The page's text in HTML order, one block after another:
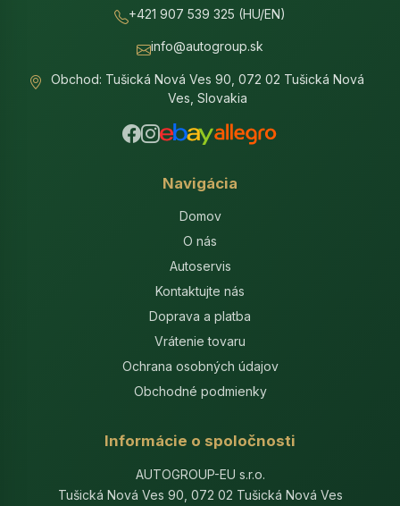
+421 907 539 325 (HU/EN)
info@autogroup.sk
Obchod: Tušická Nová Ves 90, 072 02 Tušická Nová
Ves, Slovakia
Navigácia
Domov
O nás
Autoservis
Kontaktujte nás
Doprava a platba
Vrátenie tovaru
Ochrana osobných údajov
Obchodné podmienky
Informácie o spoločnosti
AUTOGROUP-EU s.r.o.
Tušická Nová Ves 90, 072 02 Tušická Nová Ves